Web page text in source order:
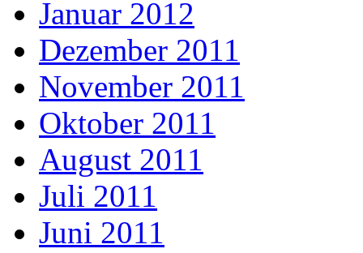
Januar 2012
Dezember 2011
November 2011
Oktober 2011
August 2011
Juli 2011
Juni 2011